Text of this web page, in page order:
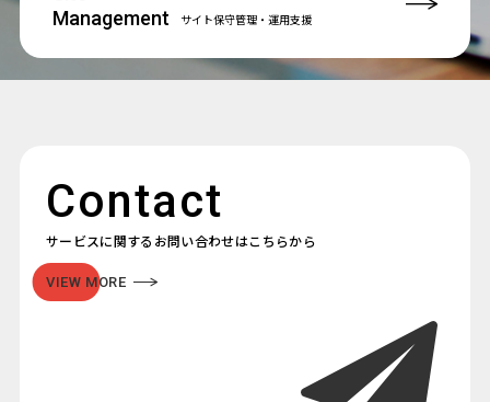
Management
サイト保守管理・運用支援
Contact
サービスに関するお問い合わせはこちらから
VIEW MORE